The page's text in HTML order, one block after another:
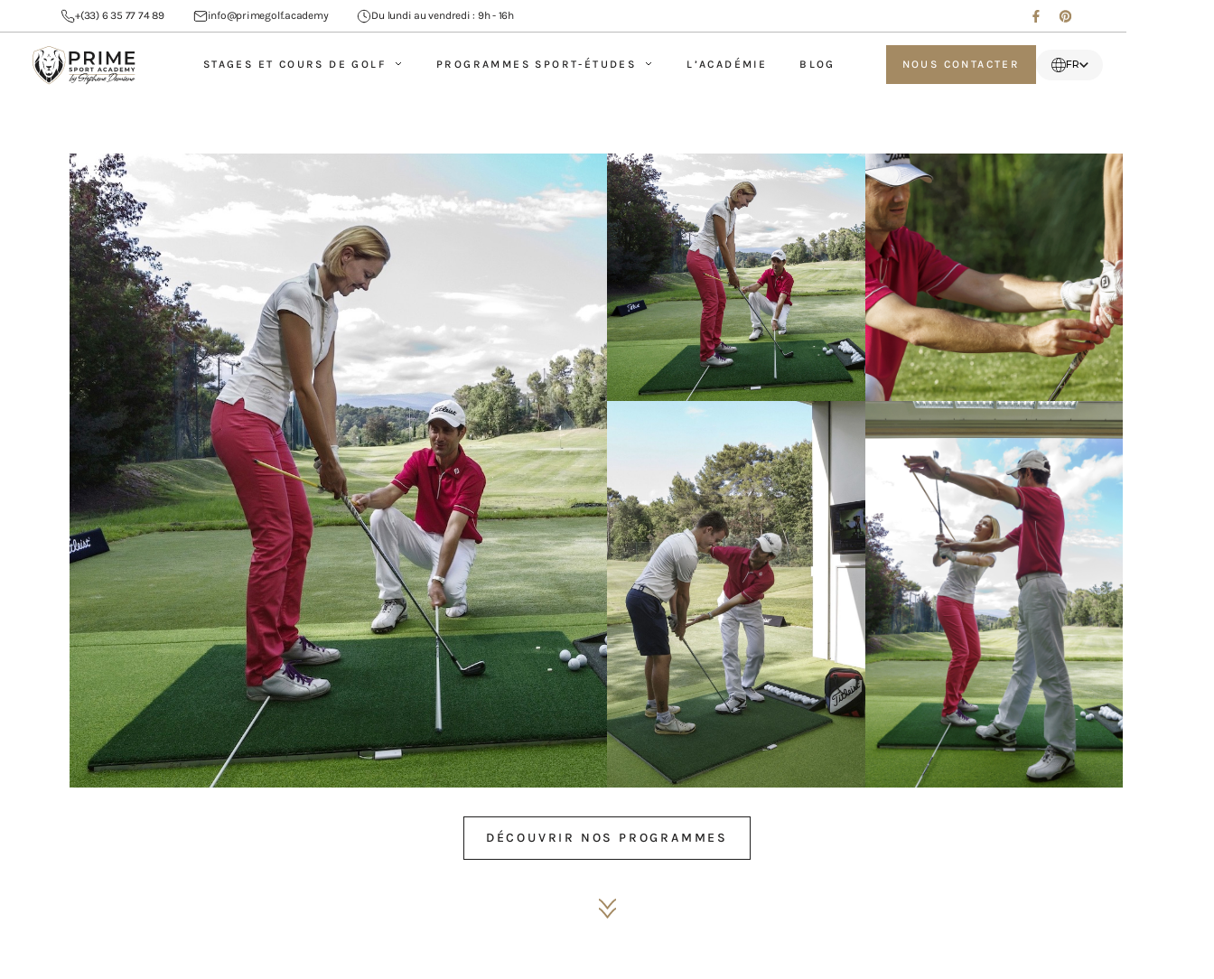
+(33) 6 35 77 74 89 info@primegolf.academy Du lundi au vendredi : 9h - 16h
STAGES ET COURS DE GOLF PROGRAMMES SPORT-ÉTUDES L’ACADÉMIE BLOG NOUS CONTACTER FR
DÉCOUVRIR NOS PROGRAMMES